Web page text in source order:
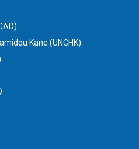
Kane (UNCHK)